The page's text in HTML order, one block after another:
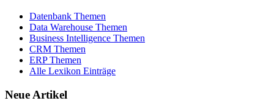
Datenbank Themen
Data Warehouse Themen
Business Intelligence Themen
CRM Themen
ERP Themen
Alle Lexikon Einträge
Neue Artikel